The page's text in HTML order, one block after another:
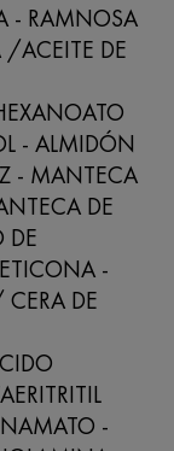
- RAMNOSA
/ACEITE DE
- ALMIDÓN
- MANTECA
DE
DE
-
DE
-